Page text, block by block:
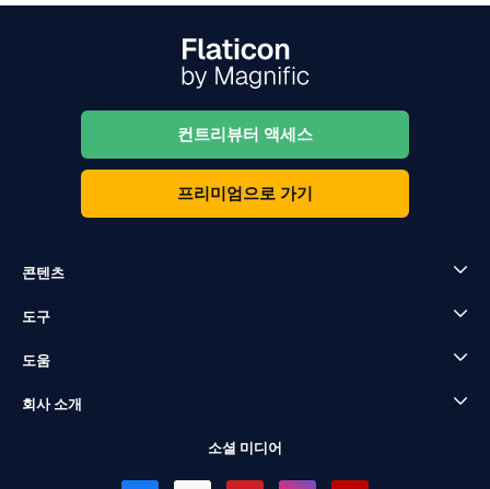
컨트리뷰터 액세스
프리미엄으로 가기
콘텐츠
도구
도움
회사 소개
소셜 미디어